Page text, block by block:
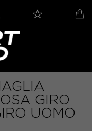
GIRO
UOMO